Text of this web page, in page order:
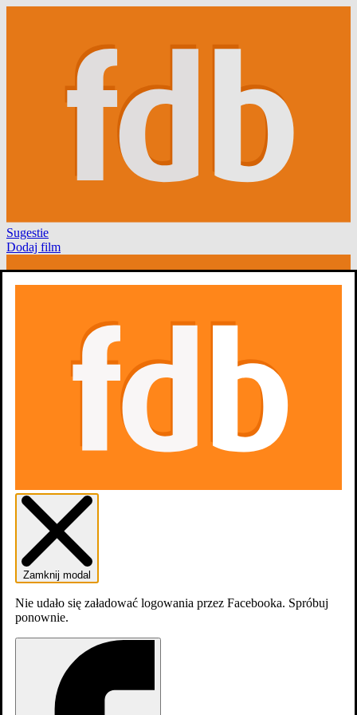
Sugestie
Dodaj film
Zaloguj sięZałóź konto
Zamknij modal
Nie udało się załadować logowania przez Facebooka. Spróbuj
ponownie.